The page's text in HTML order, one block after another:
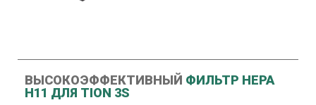
ВЫСОКОЭФФЕКТИВНЫЙ ФИЛЬТР HEPA
Н11 ДЛЯ TION 3S